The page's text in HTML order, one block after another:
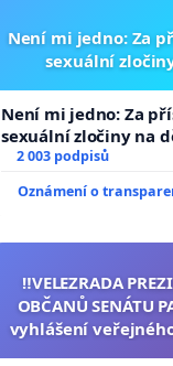
Není mi jedno: Za
sexuální
Není mi jedno: Za
sexuální zločiny na
2 003 podpisů
Oznámení o
‼️VELEZRADA
OBČANŮ SENÁTU
vyhlášení